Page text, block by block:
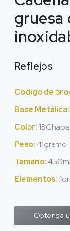
gruesa
Reflejos
Código de
Base Metálica:
Color:
Peso:41gramo
Tamaño:
Elementos:
Obtenga